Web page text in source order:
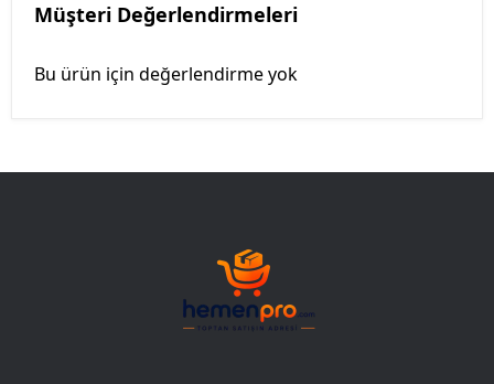
Müşteri Değerlendirmeleri
Bu ürün için değerlendirme yok